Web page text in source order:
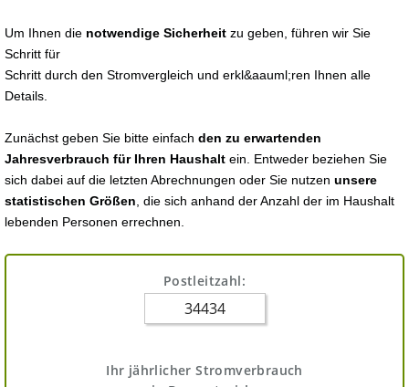
Um Ihnen die notwendige Sicherheit zu geben, führen wir Sie
Schritt für
Schritt durch den Stromvergleich und erkl&aauml;ren Ihnen alle
Details.
Zunächst geben Sie bitte einfach den zu erwartenden
Jahresverbrauch für Ihren Haushalt ein. Entweder beziehen Sie
sich dabei auf die letzten Abrechnungen oder Sie nutzen unsere
statistischen Größen , die sich anhand der Anzahl der im Haushalt
lebenden Personen errechnen.
Postleitzahl:
Ihr jährlicher Stromverbrauch